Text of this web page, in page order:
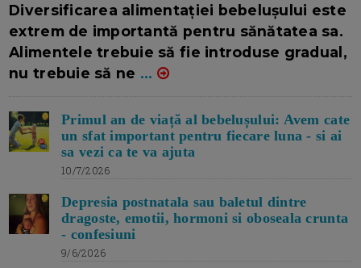
Diversificarea alimentației bebelușului este
extrem de importantă pentru sănătatea sa.
Alimentele trebuie să fie introduse gradual,
nu trebuie să ne ...
Primul an de viață al bebelușului: Avem cate
un sfat important pentru fiecare luna - si ai
sa vezi ca te va ajuta
10/7/2026
Depresia postnatala sau baletul dintre
dragoste, emotii, hormoni si oboseala crunta
- confesiuni
9/6/2026